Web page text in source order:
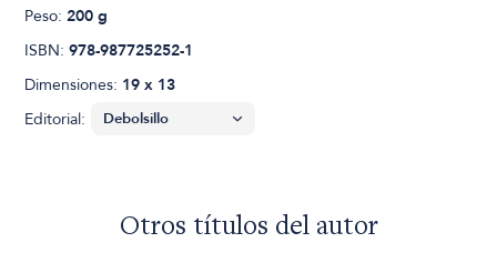
Peso:200 g
ISBN:978-987725252-1
Dimensiones: 19 x 13
Editorial:
Otros títulos del autor